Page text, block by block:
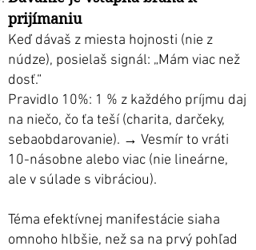
prijímaniu
Keď dávaš z miesta hojnosti (nie z
núdze), posielaš signál: „Mám viac než
dosť.“
Pravidlo 10%: 1 % z každého príjmu daj
na niečo, čo ťa teší (charita, darčeky,
sebaobdarovanie). → Vesmír to vráti
10-násobne alebo viac (nie lineárne,
ale v súlade s vibráciou).
Téma efektívnej manifestácie siaha
omnoho hlbšie, než sa na prvý pohľad